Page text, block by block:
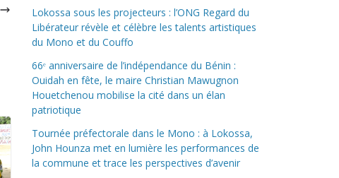
Lokossa sous les projecteurs : l’ONG Regard du
Libérateur révèle et célèbre les talents artistiques
du Mono et du Couffo
66ᵉ anniversaire de l’indépendance du Bénin :
Ouidah en fête, le maire Christian Mawugnon
Houetchenou mobilise la cité dans un élan
patriotique
Tournée préfectorale dans le Mono : à Lokossa,
John Hounza met en lumière les performances de
la commune et trace les perspectives d’avenir